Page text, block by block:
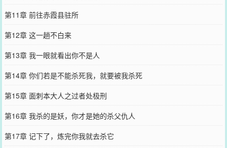
第11章 前往赤霞县驻所
第12章 这一趟不白来
第13章 我一眼就看出你不是人
第14章 你们若是不能杀死我，就要被我杀死
第15章 面刺本大人之过者处极刑
第16章 我杀的是妖，你才是她的杀父仇人
第17章 记下了，炼完你我就去杀它